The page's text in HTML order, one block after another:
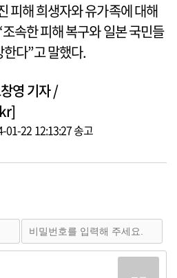
피해 희생자와 유가족에 대해
속한 피해 복구와 일본 국민들
다”고 말했다.
영 기자 /
01-22 12:13:27 송고